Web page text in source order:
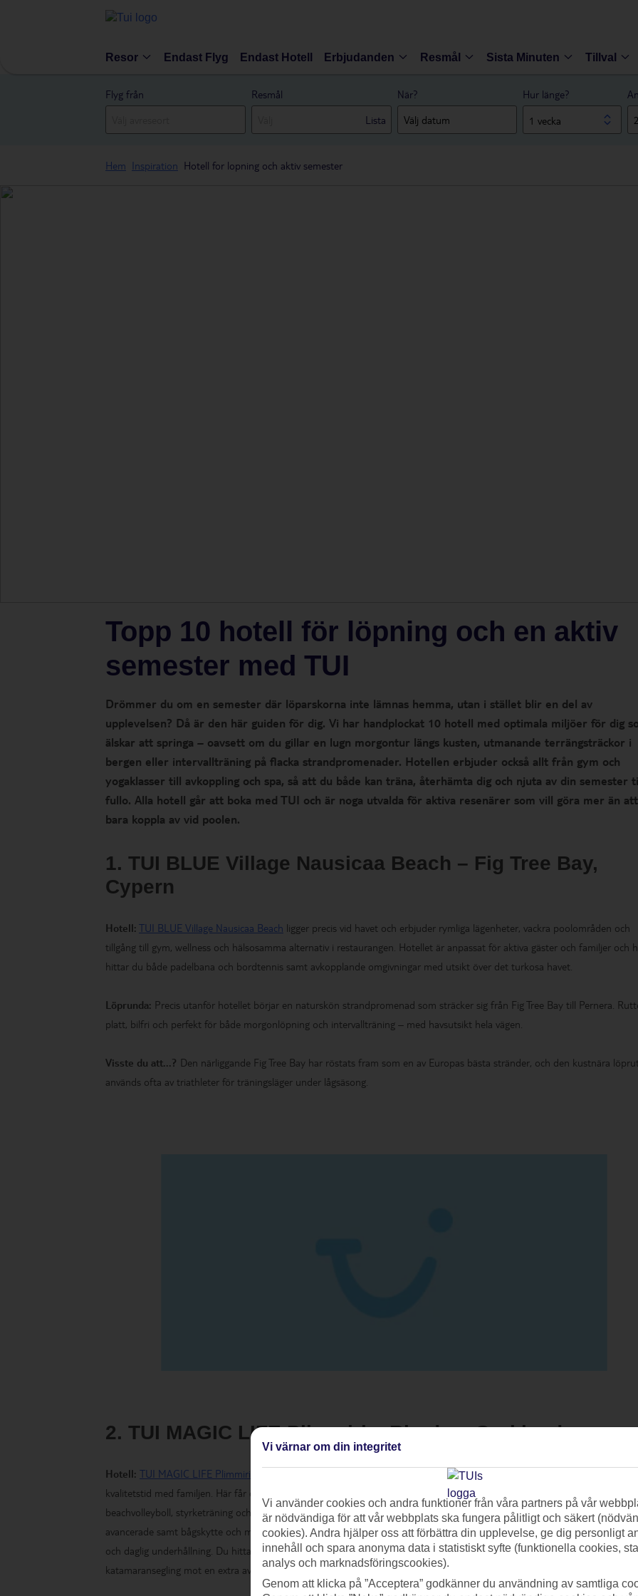
Resor Endast Flyg Endast Hotell Erbjudanden Resmål Sista Minuten Tillval
Flyg från
Resmål
Lista
När? Hur länge?
1 vecka
Hem Inspiration Hotell for lopning och aktiv semester
Topp 10 hotell för löpning och en aktiv
semester med TUI
Drömmer du om en semester där löparskorna inte lämnas hemma, utan i stället blir en del av
upplevelsen? Då är den här guiden för dig. Vi har handplockat 10 hotell med optimala miljöer för dig
älskar att springa – oavsett om du gillar en lugn morgontur längs kusten, utmanande terrängsträckor i
bergen eller intervallträning på flacka strandpromenader. Hotellen erbjuder också allt från gym och
yogaklasser till avkoppling och spa, så att du både kan träna, återhämta dig och njuta av din semester
fullo. Alla hotell går att boka med TUI och är noga utvalda för aktiva resenärer som vill göra mer än att
bara koppla av vid poolen.
1. TUI BLUE Village Nausicaa Beach – Fig Tree Bay,
Cypern
Hotell: TUI BLUE Village Nausicaa Beach ligger precis vid havet och erbjuder rymliga lägenheter, vackra poolområden och
tillgång till gym, wellness och hälsosamma alternativ i restaurangen. Hotellet är anpassat för aktiva gäster och familjer och
hittar du både padelbana och bordtennis samt avkopplande omgivningar med utsikt över det turkosa havet.
Löprunda: Precis utanför hotellet börjar en naturskön strandpromenad som sträcker sig från Fig Tree Bay till Pernera.
platt, bilfri och perfekt för både morgonlöpning och intervallträning – med havsutsikt hela vägen.
Visste du att...? Den närliggande Fig Tree Bay har röstats fram som en av Europas bästa stränder, och den kustnära
används ofta av triathleter för träningsläger under lågsäsong.
2. TUI MAGIC LIFE Plimmiri – Rhodos, Grekland
Hotell: TUI MAGIC LIFE Plimmiri är ett självklart val för den aktiva semesterfiraren som vill kombinera sport, avkoppling och
kvalitetstid med familjen. Här får du All Inclusive och ett brett utbud av sportaktiviteter som löpning, cykling, yoga,
beachvolleyboll, styrketräning och gruppklasser. Det finns spinningklasser för de energiska, yoga för både nybörjare och
avancerade samt bågskytte och multicourt för bollspel. För barn och tonåringar erbjuder hotellet stora lekplatser,
och daglig underhållning. Du hittar också olika vattensporter som kanotpaddling och vindsurfing vid hotellet, och
katamaransegling mot en extra avgift.
Vi värnar om din integritet
Vi använder cookies och andra funktioner från våra partners på vår
är nödvändiga för att vår webbplats ska fungera pålitligt och säkert
cookies). Andra hjälper oss att förbättra din upplevelse, ge dig personligt
innehåll och spara anonyma data i statistiskt syfte (funktionella cookies,
analys och marknadsföringscookies).
Genom att klicka på ”Acceptera” godkänner du användning av samtliga